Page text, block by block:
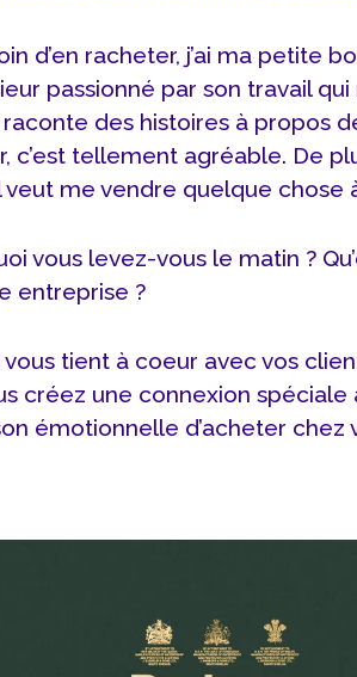
d’en racheter, j’ai ma petite
passionné par son travail qui
des histoires à propos
c’est tellement agréable. De
veut me vendre quelque chose
vous levez-vous le matin ?
entreprise ?
tient à coeur avec vos
créez une connexion spéciale
émotionnelle d’acheter chez